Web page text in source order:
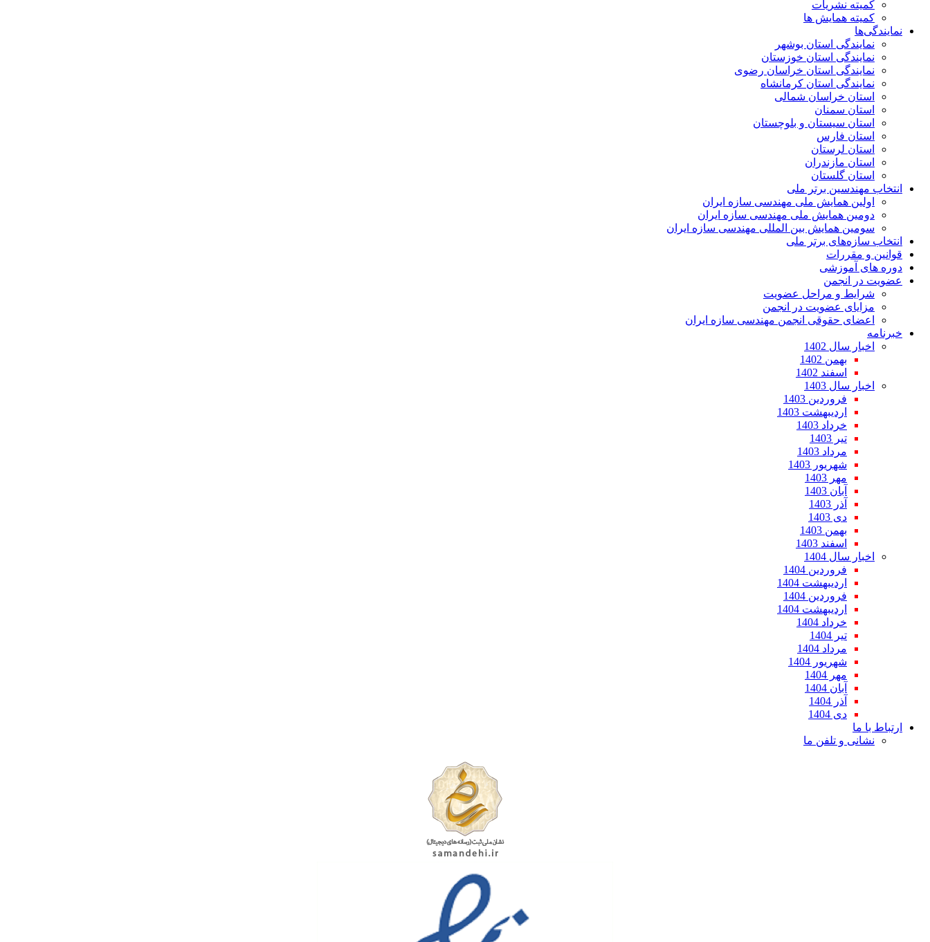
کمیته نشریات
کمیته همایش ها
نمایندگی‌ها
نمایندگی استان بوشهر
نمایندگی استان خوزستان
نمایندگی استان خراسان رضوی
نمایندگی استان کرمانشاه
استان خراسان شمالی
استان سمنان
استان سیستان و بلوچستان
استان فارس
استان لرستان
استان مازندران
استان گلستان
انتخاب مهندسین برتر ملی
اولین همایش ملی مهندسی سازه ایران
دومین همایش ملی مهندسی سازه ایران
سومین همایش بین المللی مهندسی سازه ایران
انتخاب سازه‌های برتر ملی
قوانین و مقررات
دوره های آموزشی
عضویت در انجمن
شرایط و مراحل عضویت
مزایای عضویت در انجمن
اعضای حقوقی انجمن مهندسی سازه ایران
خبرنامه
اخبار سال 1402
بهمن 1402
اسفند 1402
اخبار سال 1403
فروردین 1403
اردیبهشت 1403
خرداد 1403
تیر 1403
مرداد 1403
شهریور 1403
مهر 1403
آبان 1403
آذر 1403
دی 1403
بهمن 1403
اسفند 1403
اخبار سال 1404
فروردین 1404
اردیبهشت 1404
فروردین 1404
اردیبهشت 1404
خرداد 1404
تیر 1404
مرداد 1404
شهریور 1404
مهر 1404
آبان 1404
آذر 1404
دی 1404
ارتباط با ما
نشانی و تلفن ما